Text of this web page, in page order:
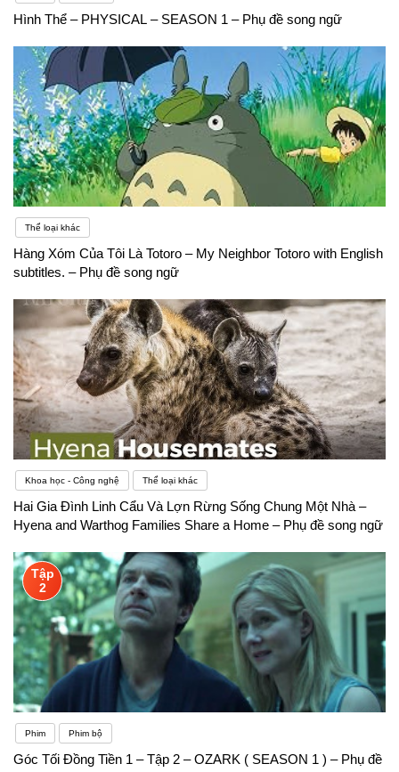
Hình Thể – PHYSICAL – SEASON 1 – Phụ đề song ngữ
Thể loại khác
Hàng Xóm Của Tôi Là Totoro – My Neighbor Totoro with English
subtitles. – Phụ đề song ngữ
Khoa học - Công nghệ Thể loại khác
Hai Gia Đình Linh Cẩu Và Lợn Rừng Sống Chung Một Nhà –
Hyena and Warthog Families Share a Home – Phụ đề song ngữ
Tập
2
Phim Phim bộ
Góc Tối Đồng Tiền 1 – Tập 2 – OZARK ( SEASON 1 ) – Phụ đề